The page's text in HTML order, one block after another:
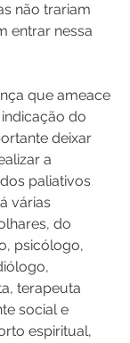
não trariam
entrar nessa
que ameace
do
deixar
a
paliativos
várias
do
psicólogo,
terapeuta
social e
espiritual,